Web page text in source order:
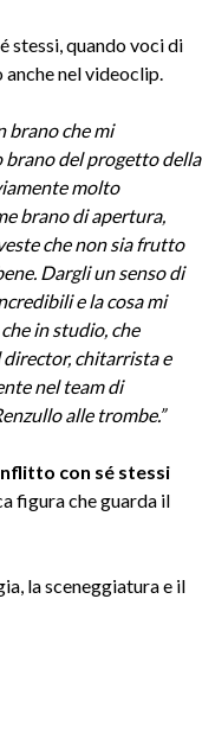
stessi, quando voci di
nel videoclip.
brano che mi
brano del progetto della
molto
brano di apertura,
che non sia frutto
Dargli un senso di
e la cosa mi
in studio, che
chitarrista e
nel team di
alle trombe.”
con sé stessi
figura che guarda il
la sceneggiatura e il